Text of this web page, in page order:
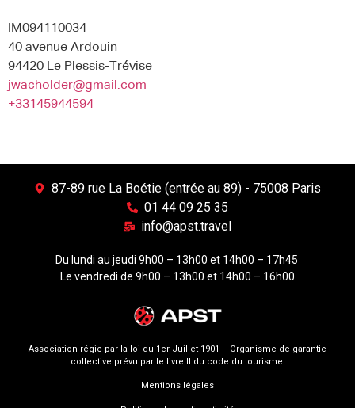
IM094110034
40 avenue Ardouin
94420 Le Plessis-Trévise
jwacholder@gmail.com
+33145944594
87-89 rue La Boétie (entrée au 89) - 75008 Paris
01 44 09 25 35
info@apst.travel
Du lundi au jeudi 9h00 – 13h00 et 14h00 – 17h45
Le vendredi de 9h00 – 13h00 et 14h00 – 16h00
Association régie par la loi du 1er Juillet 1901 – Organisme de garantie
collective prévu par le livre II du code du tourisme
Mentions légales